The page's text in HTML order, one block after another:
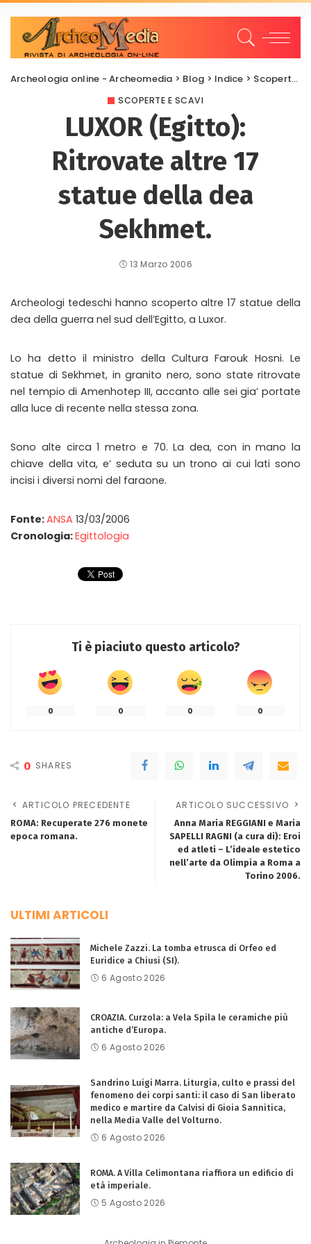
Archeologia online - Archeomedia > Blog > Indice > Scoperte e scavi
SCOPERTE E SCAVI
LUXOR (Egitto):
Ritrovate altre 17
statue della dea
Sekhmet.
13 Marzo 2006
Archeologi tedeschi hanno scoperto altre 17 statue della
dea della guerra nel sud dell’Egitto, a Luxor.
Lo ha detto il ministro della Cultura Farouk Hosni. Le
statue di Sekhmet, in granito nero, sono state ritrovate
nel tempio di Amenhotep III, accanto alle sei gia’ portate
alla luce di recente nella stessa zona.
Sono alte circa 1 metro e 70. La dea, con in mano la
chiave della vita, e’ seduta su un trono ai cui lati sono
incisi i diversi nomi del faraone.
Fonte:ANSA 13/03/2006
Cronologia:Egittologia
Ti è piaciuto questo articolo?
0 0 0 0
0 SHARES
ARTICOLO PRECEDENTE
ROMA: Recuperate 276 monete
epoca romana.
ARTICOLO SUCCESSIVO
Anna Maria REGGIANI e Maria
SAPELLI RAGNI (a cura di): Eroi
ed atleti – L’ideale estetico
nell’arte da Olimpia a Roma a
Torino 2006.
ULTIMI ARTICOLI
Michele Zazzi. La tomba etrusca di Orfeo ed
Euridice a Chiusi (SI).
6 Agosto 2026
CROAZIA. Curzola: a Vela Spila le ceramiche più
antiche d’Europa.
6 Agosto 2026
Sandrino Luigi Marra. Liturgia, culto e prassi del
fenomeno dei corpi santi: il caso di San liberato
medico e martire da Calvisi di Gioia Sannitica,
nella Media Valle del Volturno.
6 Agosto 2026
ROMA. A Villa Celimontana riaffiora un edificio di
età imperiale.
5 Agosto 2026